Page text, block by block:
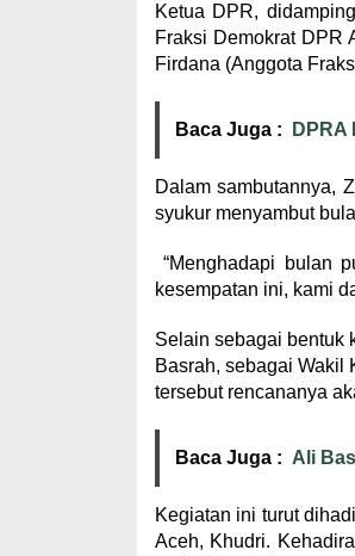
Ketua DPR,
Fraksi Demokrat DPR
Firdana (Anggota
Baca Juga :
Dalam sambutannya,
syukur menyambut
“Menghadapi bulan
kesempatan ini, kami
Selain sebagai bentuk
Basrah, sebagai Wakil
tersebut rencananya
Baca Juga : Ali
Kegiatan ini turut
Aceh, Khudri.